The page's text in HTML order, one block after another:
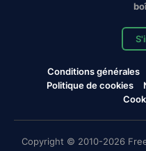
Conditions générales
Politique de cookies
Copyright © 2010-2026